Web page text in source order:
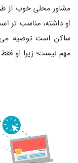
مشاور محلی خوب از
ساکن است توصیه
مهم نیست؛ زیرا او